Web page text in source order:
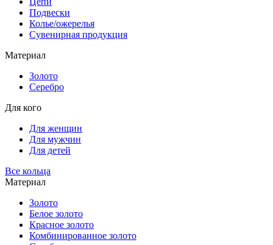
Подвески
Колье/ожерелья
Сувенирная продукция
Материал
Золото
Серебро
Для кого
Для женщин
Для мужчин
Для детей
Все кольца
Материал
Золото
Белое золото
Красное золото
Комбинированное золото